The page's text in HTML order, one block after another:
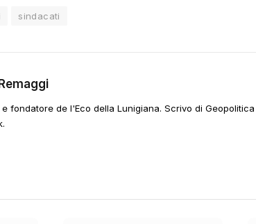
sindacati
fondatore de l'Eco della Lunigiana. Scrivo di